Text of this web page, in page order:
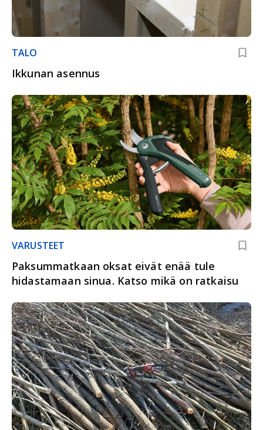
TALO
Ikkunan asennus
VARUSTEET
Paksummatkaan oksat eivät enää tule
hidastamaan sinua. Katso mikä on ratkaisu